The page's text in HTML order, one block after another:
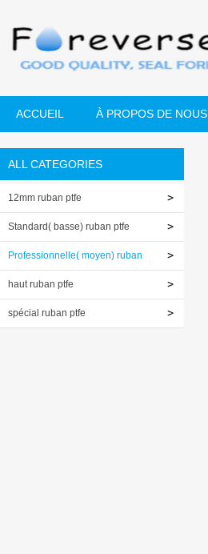
ACCUEIL À PROPOS DE NOUS
ALL CATEGORIES
12mm ruban ptfe
Standard( basse) ruban ptfe
Professionnelle( moyen) ruban
ptfehaut ruban ptfe
spécial ruban ptfe